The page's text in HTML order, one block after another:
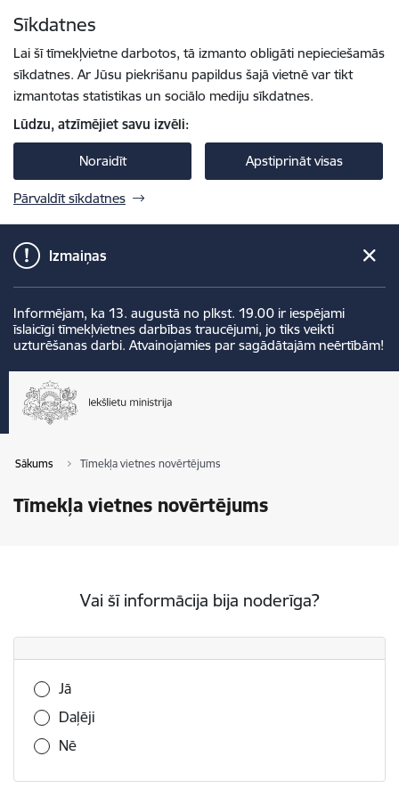
Sīkdatnes
Lai šī tīmekļvietne darbotos, tā izmanto obligāti nepieciešamās
sīkdatnes. Ar Jūsu piekrišanu papildus šajā vietnē var tikt
izmantotas statistikas un sociālo mediju sīkdatnes.
Lūdzu, atzīmējiet savu izvēli:
Noraidīt Apstiprināt visas
Pārvaldīt sīkdatnes
Izmaiņas
Informējam, ka 13. augustā no plkst. 19.00 ir iespējami
īslaicīgi tīmekļvietnes darbības traucējumi, jo tiks veikti
uzturēšanas darbi. Atvainojamies par sagādātajām neērtībām!
Sākums Tīmekļa vietnes novērtējums
Tīmekļa vietnes novērtējums
Vai šī informācija bija noderīga?
Vai šī informācija bija noderīga?
Jā
Daļēji
Nē